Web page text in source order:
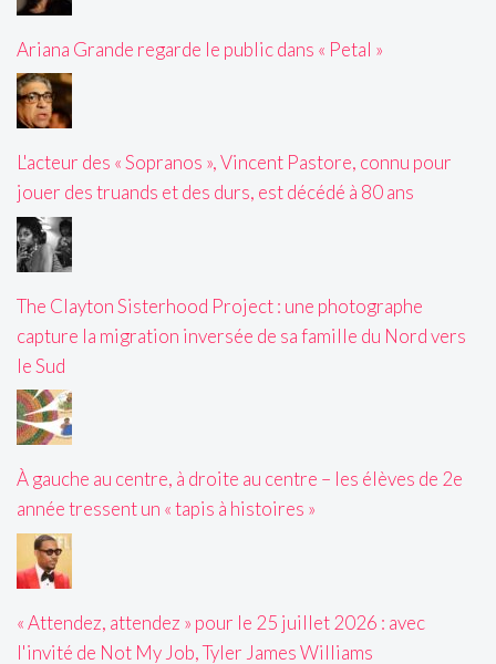
Ariana Grande regarde le public dans « Petal »
L'acteur des « Sopranos », Vincent Pastore, connu pour
jouer des truands et des durs, est décédé à 80 ans
The Clayton Sisterhood Project : une photographe
capture la migration inversée de sa famille du Nord vers
le Sud
À gauche au centre, à droite au centre – les élèves de 2e
année tressent un « tapis à histoires »
« Attendez, attendez » pour le 25 juillet 2026 : avec
l'invité de Not My Job, Tyler James Williams